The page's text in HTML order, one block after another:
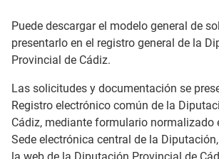
Puede descargar el modelo general de
presentarlo en el registro general de la
Provincial de Cádiz.
Las solicitudes y documentación se
Registro electrónico común de la
Cádiz, mediante formulario normalizado
Sede electrónica central de la